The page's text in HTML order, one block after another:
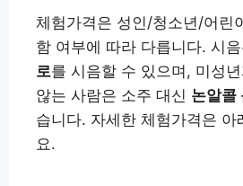
체험가격은 성인/청소년/어린
함 여부에 따라 다릅니다. 시
로를 시음할 수 있으며, 미성
않는 사람은 소주 대신 논알콜
습니다. 자세한 체험가격은 아
요.